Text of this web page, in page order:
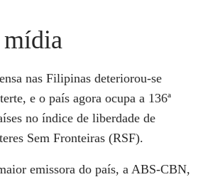
mídia
nas Filipinas deteriorou-se
e o país agora ocupa a 136ª
no índice de liberdade de
Sem Fronteiras (RSF).
emissora do país, a ABS-CBN,